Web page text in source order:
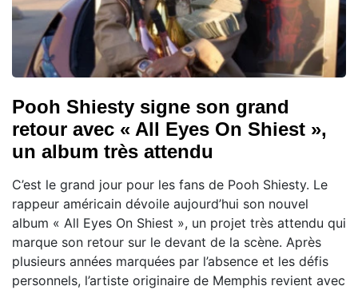
Pooh Shiesty signe son grand
retour avec « All Eyes On Shiest »,
un album très attendu
C’est le grand jour pour les fans de Pooh Shiesty. Le
rappeur américain dévoile aujourd’hui son nouvel
album « All Eyes On Shiest », un projet très attendu qui
marque son retour sur le devant de la scène. Après
plusieurs années marquées par l’absence et les défis
personnels, l’artiste originaire de Memphis revient avec